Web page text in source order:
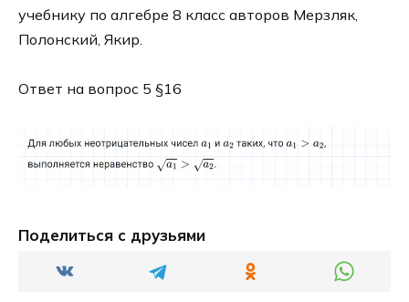
учебнику по алгебре 8 класс авторов Мерзляк,
Полонский, Якир.
Ответ на вопрос 5 §16
Поделиться с друзьями